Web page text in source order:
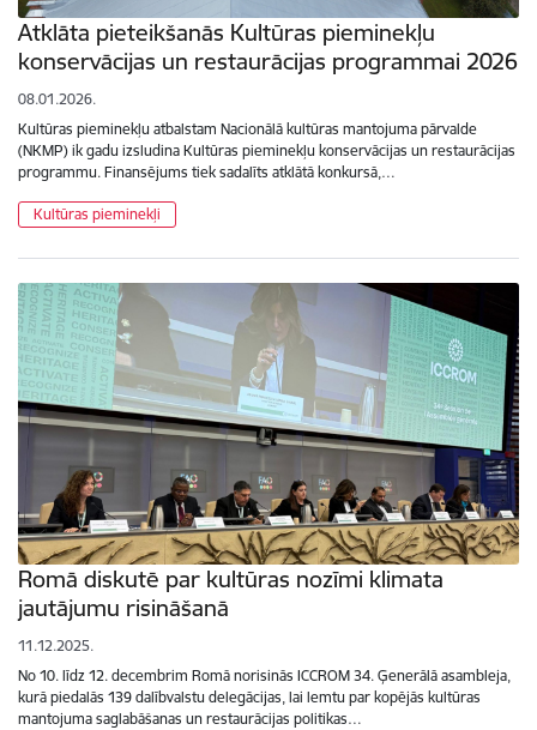
Atklāta pieteikšanās Kultūras pieminekļu
konservācijas un restaurācijas programmai 2026
08.01.2026.
Kultūras pieminekļu atbalstam Nacionālā kultūras mantojuma pārvalde
(NKMP) ik gadu izsludina Kultūras pieminekļu konservācijas un restaurācijas
programmu. Finansējums tiek sadalīts atklātā konkursā,…
Kultūras pieminekļi
Romā diskutē par kultūras nozīmi klimata
jautājumu risināšanā
11.12.2025.
No 10. līdz 12. decembrim Romā norisinās ICCROM 34. Ģenerālā asambleja,
kurā piedalās 139 dalībvalstu delegācijas, lai lemtu par kopējās kultūras
mantojuma saglabāšanas un restaurācijas politikas…